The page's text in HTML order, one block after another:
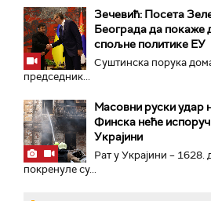
Зечевић: Посета
Београда да покаже
спољне политике ЕУ
Суштинска порука
председник...
Масовни руски удар
Финска неће
Украјини
Рат у Украјини – 1628.
покренуле су...